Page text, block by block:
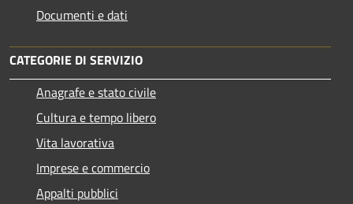
Documenti e dati
CATEGORIE DI SERVIZIO
Anagrafe e stato civile
Cultura e tempo libero
Vita lavorativa
Imprese e commercio
Appalti pubblici